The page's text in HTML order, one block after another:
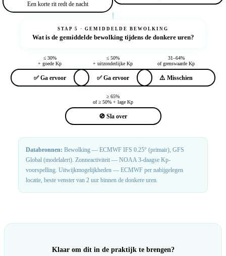
Een korte rit redt de nacht
STAP 5 · GEMIDDELDE BEWOLKING
Wat is de gemiddelde bewolking tijdens de donkere uren?
≤ 30%
+ goede Kp
✅ Ga ervoor
≤ 50%
+ uitzonderlijke Kp
✅ Ga ervoor
31–64%
of grenswaarde Kp
⚠️ Misschien
≥ 65%
of ≥ 50% + lage Kp
🚫 Sla over
Databronnen: Bewolking — ECMWF IFS 0.25° (primair), GFS
Global (modelalert). Zonneactiviteit — NOAA 3-daagse Kp-
voorspelling. Uitwijkmogelijkheden — ECMWF per nabijgelegen
locatie, beste venster van 2 uur binnen de donkere uren.
Klaar om dit in de praktijk te brengen?